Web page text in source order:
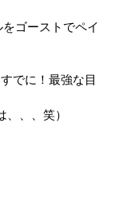
ゴーストでペイ
でに！最強な目
、、笑）